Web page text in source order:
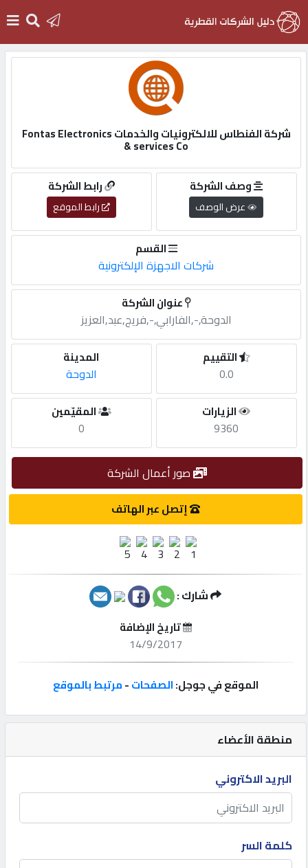
التسجيل
English
اعلانك
مطلوب
اشتراك
الاحصائيات
الأقسام
بنا
المنتدى
كيو
منطقة الأعضاء
البريد الاكتروني
كلمة السر
شركة الفنطاس للالكترونيات والخدمات Fontas Electronics
& services Co
رابط الشركة
رابط الموقع
وصف الشركة
عرض الوصف
القسم
شركات الاجهزة الإلكترونية
عنوان الشركة
الدوحة,-,الفارابي,-,فريج,عبد,العزيز
المدينة
الدوحة
التقييم
0.0
المقيّمين
0
الزيارات
9360
صور أعمال الشركة
إتصل عبر الهاتف
شارك :
تاريخ الإضافة
14/9/2017
الموقع في جوجل:الصفحات-مرتبط بالموقع